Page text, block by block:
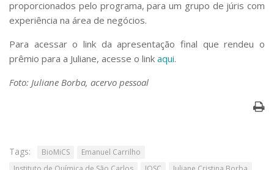
proporcionados pelo programa, para um grupo de júris com
experiência na área de negócios.
Para acessar o link da apresentação final que rendeu o
prêmio para a Juliane, acesse o link aqui.
Foto: Juliane Borba, acervo pessoal
Tags: BioMiCS
Emanuel Carrilho